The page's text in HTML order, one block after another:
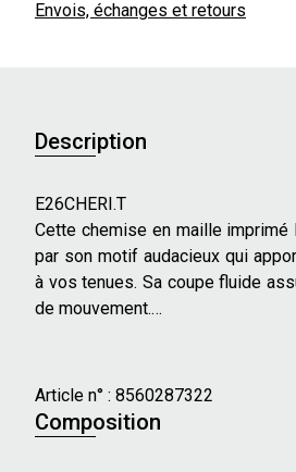
Envois, échanges et retours
Description
E26CHERI.T
Cette chemise en maille
par son motif audacieux qui
à vos tenues. Sa coupe fluide
de mouvement.
- Longueur des manches : Longues
- Forme du col : Chemise
- Imprimé léopard
Article n° : 8560287322
Composition